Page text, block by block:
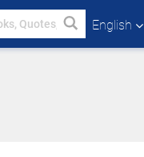
English